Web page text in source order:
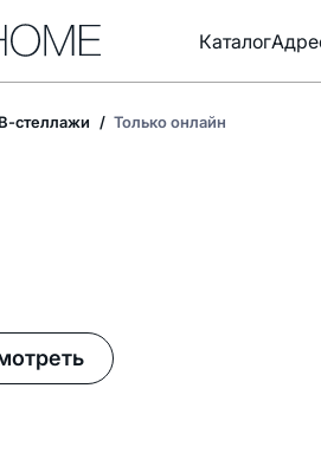
Каталог
стеллажи Только онлайн